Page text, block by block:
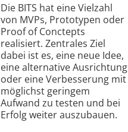
Die BITS hat eine Vielzahl
von MVPs, Prototypen oder
Proof of Conctepts
realisiert. Zentrales Ziel
dabei ist es, eine neue Idee,
eine alternative Ausrichtung
oder eine Verbesserung mit
möglichst geringem
Aufwand zu testen und bei
Erfolg weiter auszubauen.